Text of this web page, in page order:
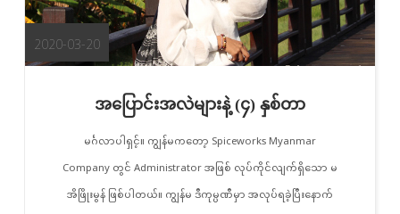
2020-03-20
အပြောင်းအလဲများနဲ့ (၄) နှစ်တာ
မင်္ဂလာပါရှင့်။ ကျွန်မကတော့ Spiceworks Myanmar
Company တွင် Administrator အဖြစ် လုပ်ကိုင်လျက်ရှိသော မ
အိဖြိုးမွန် ဖြစ်ပါတယ်။ ကျွန်မ ဒီကုမ္ပဏီမှာ အလုပ်ရခဲ့ပြီးနောက်